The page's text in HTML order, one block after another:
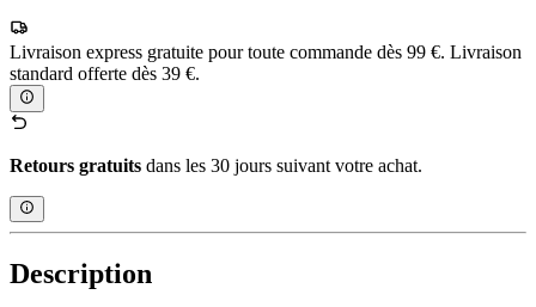
Livraison express gratuite pour toute commande dès 99 €. Livraison
standard offerte dès 39 €.
Retours gratuits dans les 30 jours suivant votre achat.
Description